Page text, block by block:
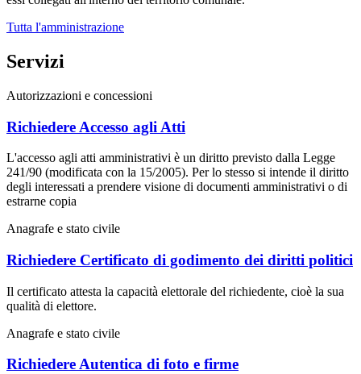
Tutta l'amministrazione
Servizi
Autorizzazioni e concessioni
Richiedere Accesso agli Atti
L'accesso agli atti amministrativi è un diritto previsto dalla Legge
241/90 (modificata con la 15/2005). Per lo stesso si intende il diritto
degli interessati a prendere visione di documenti amministrativi o di
estrarne copia
Anagrafe e stato civile
Richiedere Certificato di godimento dei diritti politici
Il certificato attesta la capacità elettorale del richiedente, cioè la sua
qualità di elettore.
Anagrafe e stato civile
Richiedere Autentica di foto e firme